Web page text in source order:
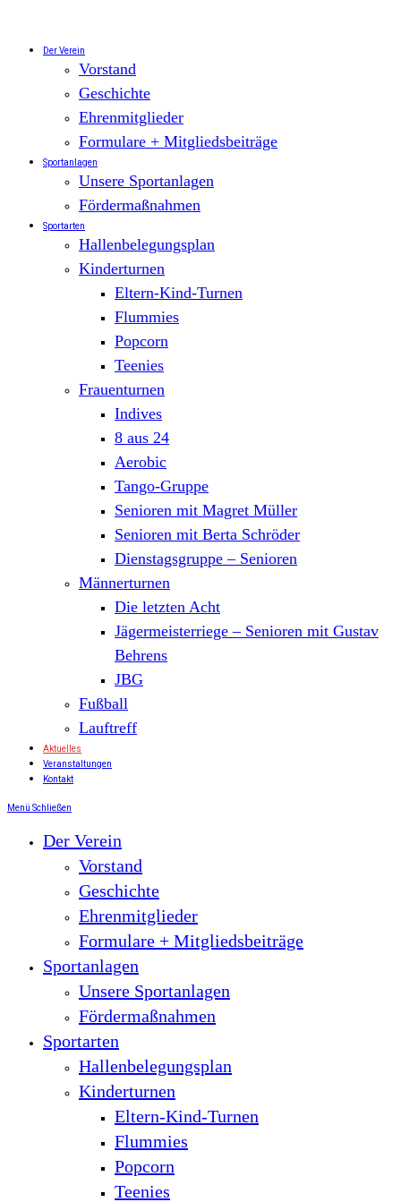
springenDer Verein
Vorstand
Geschichte
Ehrenmitglieder
Formulare + Mitgliedsbeiträge
Sportanlagen
Unsere Sportanlagen
Fördermaßnahmen
Sportarten
Hallenbelegungsplan
Kinderturnen
Eltern-Kind-Turnen
Flummies
Popcorn
Teenies
Frauenturnen
Indives
8 aus 24
Aerobic
Tango-Gruppe
Senioren mit Magret Müller
Senioren mit Berta Schröder
Dienstagsgruppe – Senioren
Männerturnen
Die letzten Acht
Jägermeisterriege – Senioren mit Gustav
Behrens
JBG
Fußball
Lauftreff
Aktuelles
Veranstaltungen
Kontakt
Menü Schließen
Der Verein
Vorstand
Geschichte
Ehrenmitglieder
Formulare + Mitgliedsbeiträge
Sportanlagen
Unsere Sportanlagen
Fördermaßnahmen
Sportarten
Hallenbelegungsplan
Kinderturnen
Eltern-Kind-Turnen
Flummies
Popcorn
Teenies